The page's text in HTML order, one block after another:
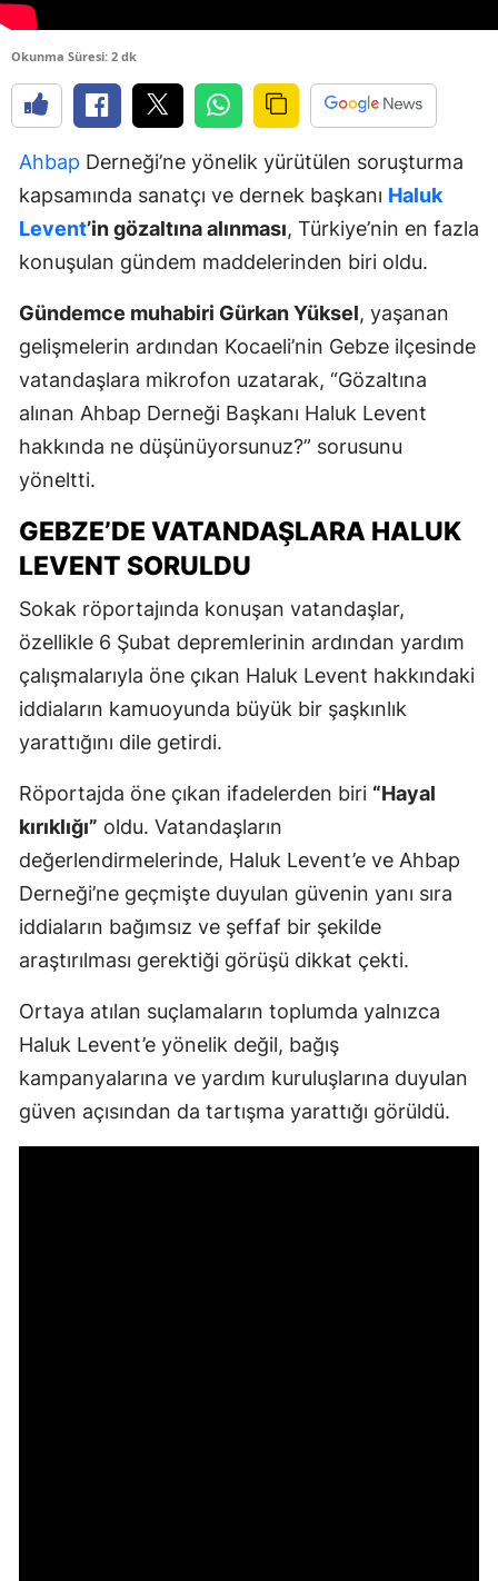
Okunma Süresi: 2 dk
Ahbap Derneği’ne yönelik yürütülen soruşturma
kapsamında sanatçı ve dernek başkanı Haluk
Levent’in gözaltına alınması, Türkiye’nin en fazla
konuşulan gündem maddelerinden biri oldu.
Gündemce muhabiri Gürkan Yüksel, yaşanan
gelişmelerin ardından Kocaeli’nin Gebze ilçesinde
vatandaşlara mikrofon uzatarak, “Gözaltına
alınan Ahbap Derneği Başkanı Haluk Levent
hakkında ne düşünüyorsunuz?” sorusunu
yöneltti.
GEBZE’DE VATANDAŞLARA HALUK
LEVENT SORULDU
Sokak röportajında konuşan vatandaşlar,
özellikle 6 Şubat depremlerinin ardından yardım
çalışmalarıyla öne çıkan Haluk Levent hakkındaki
iddiaların kamuoyunda büyük bir şaşkınlık
yarattığını dile getirdi.
Röportajda öne çıkan ifadelerden biri “Hayal
kırıklığı” oldu. Vatandaşların
değerlendirmelerinde, Haluk Levent’e ve Ahbap
Derneği’ne geçmişte duyulan güvenin yanı sıra
iddiaların bağımsız ve şeffaf bir şekilde
araştırılması gerektiği görüşü dikkat çekti.
Ortaya atılan suçlamaların toplumda yalnızca
Haluk Levent’e yönelik değil, bağış
kampanyalarına ve yardım kuruluşlarına duyulan
güven açısından da tartışma yarattığı görüldü.